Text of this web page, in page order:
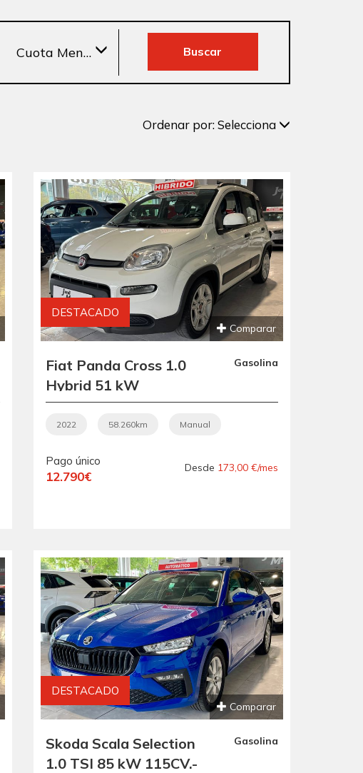
Cuota Mensual Hasta Buscar
Ordenar por:Selecciona
DESTACADO
Comparar
Fiat Panda Cross 1.0
Hybrid 51 kW
Gasolina
2022 58.260km Manual
Pago único
12.790€
Desde 173,00 €/mes
DESTACADO
Comparar
Skoda Scala Selection
1.0 TSI 85 kW 115CV.-
Gasolina